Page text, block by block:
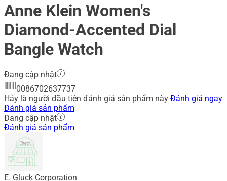
Anne Klein Women's
Diamond-Accented Dial
Bangle Watch
Đang cập nhật
0086702637737
Hãy là người đầu tiên đánh giá sản phẩm này Đánh giá ngay
Đánh giá sản phẩm
Đang cập nhật
Đánh giá sản phẩm
E. Gluck Corporation